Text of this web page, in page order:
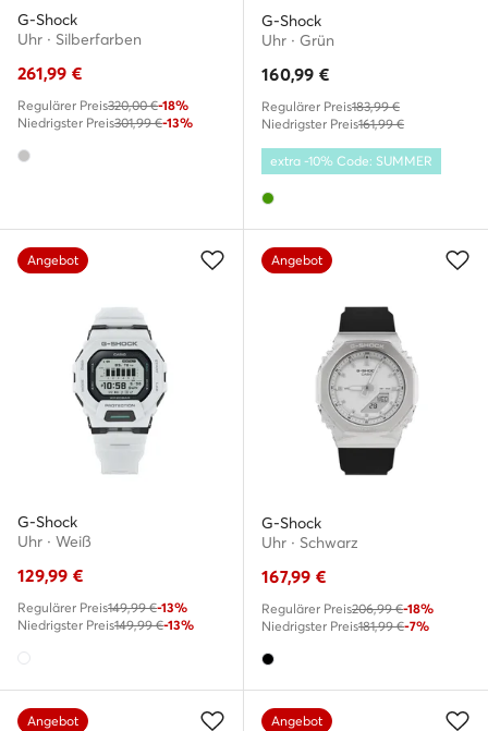
G-Shock
Uhr · Silberfarben
261,99 €
Regulärer Preis320,00 €-18%
Niedrigster Preis301,99 €-13%
G-Shock
Uhr · Grün
160,99 €
Regulärer Preis183,99 €
Niedrigster Preis161,99 €
extra -10% Code: SUMMER
Angebot
G-Shock
Uhr · Weiß
129,99 €
Regulärer Preis149,99 €-13%
Niedrigster Preis149,99 €-13%
Angebot
G-Shock
Uhr · Schwarz
167,99 €
Regulärer Preis206,99 €-18%
Niedrigster Preis181,99 €-7%
Angebot Angebot